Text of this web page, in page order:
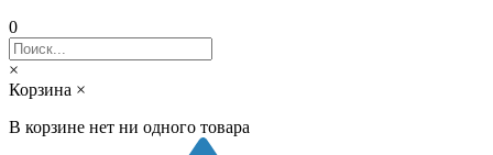
0
×
Корзина ×
В корзине нет ни одного товара